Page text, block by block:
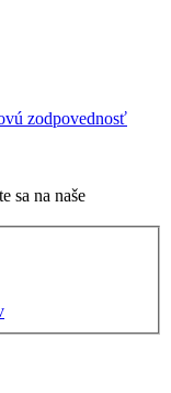
zodpovednosť
sa na naše